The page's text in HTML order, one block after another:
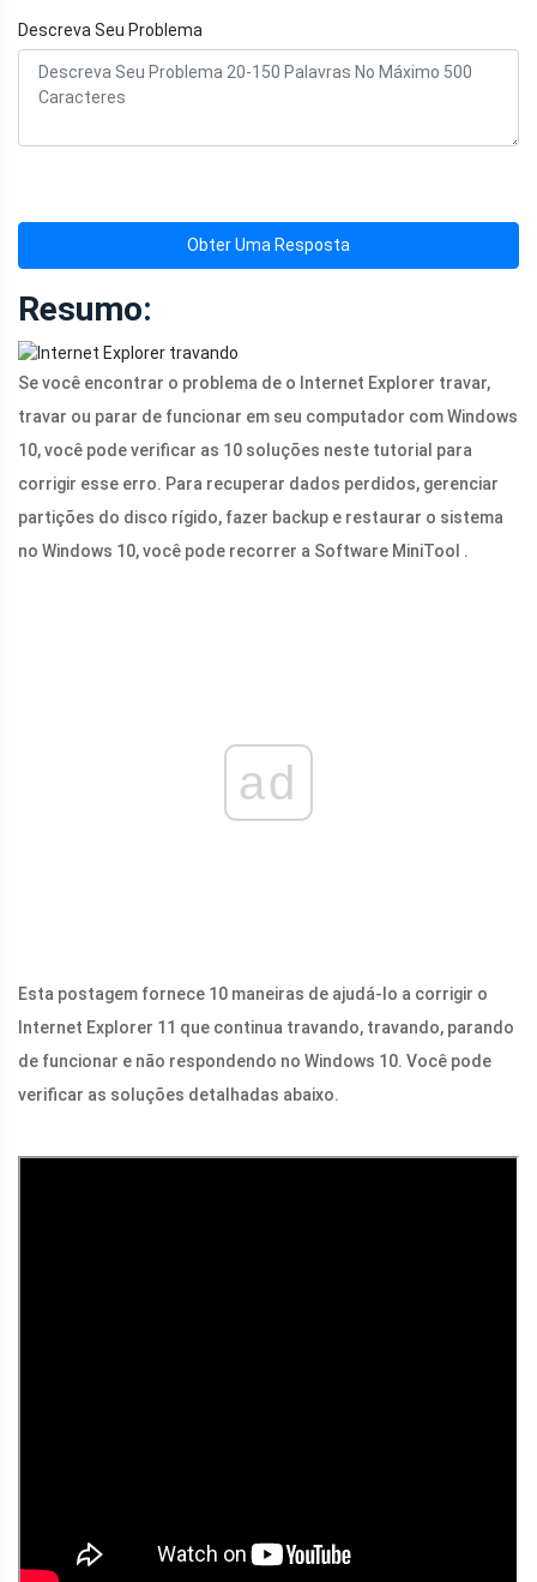
Descreva Seu Problema
Obter Uma Resposta
Resumo:
Se você encontrar o problema de o Internet Explorer travar,
travar ou parar de funcionar em seu computador com Windows
10, você pode verificar as 10 soluções neste tutorial para
corrigir esse erro. Para recuperar dados perdidos, gerenciar
partições do disco rígido, fazer backup e restaurar o sistema
no Windows 10, você pode recorrer a Software MiniTool .
ad
Esta postagem fornece 10 maneiras de ajudá-lo a corrigir o
Internet Explorer 11 que continua travando, travando, parando
de funcionar e não respondendo no Windows 10. Você pode
verificar as soluções detalhadas abaixo.